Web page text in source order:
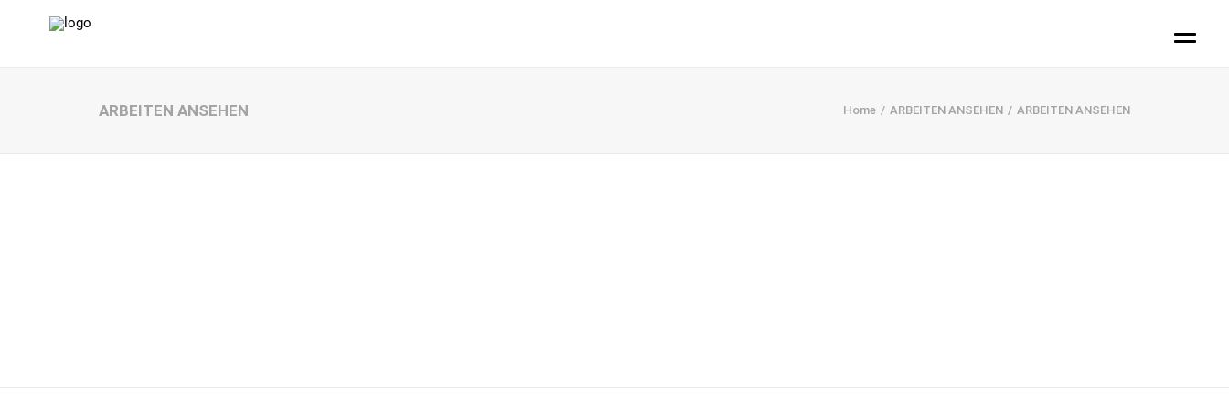
ARBEITEN ANSEHEN Home ARBEITEN ANSEHEN ARBEITEN ANSEHEN